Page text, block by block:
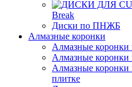
Break
Диски по ПНЖБ
Алмазные коронки
Алмазные коронки
Алмазные
Алмазные коронки
плитке